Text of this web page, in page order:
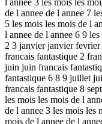
de l annee de l annee 7
5 les mois les mois de l
l annee de l annee 6 9
2 3 janvier janvier fevrier
francais fantastique 2
juin juin francais
fantastique 6 8 9 juillet
francais fantastique 8
les mois les mois de l
de l annee 3 les mois les
mois de l annee de l